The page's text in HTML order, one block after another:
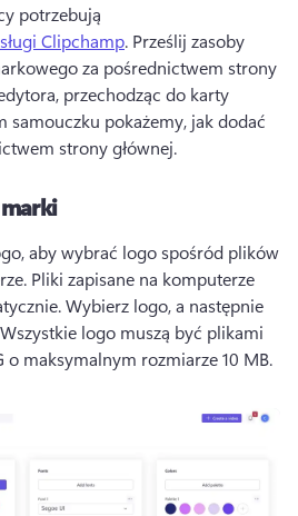
potrzebują
Clipchamp. Prześlij zasoby
za pośrednictwem strony
przechodząc do karty
samouczku pokażemy, jak dodać
strony głównej.
aby wybrać logo spośród plików
Pliki zapisane na komputerze
Wybierz logo, a następnie
Wszystkie logo muszą być plikami
o maksymalnym rozmiarze 10 MB.